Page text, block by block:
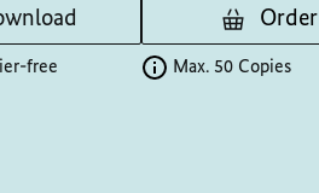
free
Order
Max. 50 Copies